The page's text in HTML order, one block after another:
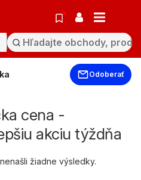
Odoberať
cena -
akciu týždňa
žiadne výsledky.